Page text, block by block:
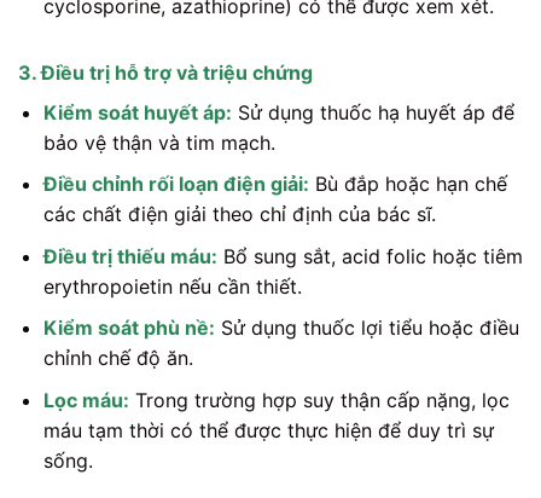
cyclosporine, azathioprine) có thể được xem xét.
3. Điều trị hỗ trợ và triệu chứng
Kiểm soát huyết áp: Sử dụng thuốc hạ huyết áp để
bảo vệ thận và tim mạch.
Điều chỉnh rối loạn điện giải: Bù đắp hoặc hạn chế
các chất điện giải theo chỉ định của bác sĩ.
Điều trị thiếu máu: Bổ sung sắt, acid folic hoặc tiêm
erythropoietin nếu cần thiết.
Kiểm soát phù nề: Sử dụng thuốc lợi tiểu hoặc điều
chỉnh chế độ ăn.
Lọc máu: Trong trường hợp suy thận cấp nặng, lọc
máu tạm thời có thể được thực hiện để duy trì sự
sống.